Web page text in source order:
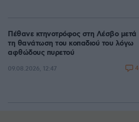
Πέθανε κτηνοτρόφος στη Λέσβο μετά
τη θανάτωση του κοπαδιού του λόγω
αφθώδους πυρετού
09.08.2026, 12:47 4